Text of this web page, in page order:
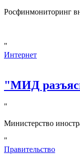
Росфинмониторинг
"
Интернет
"МИД
"
Министерство
"
Правительство